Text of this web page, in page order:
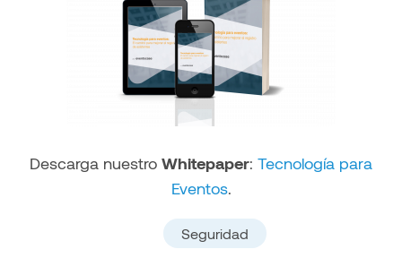
Descarga nuestro Whitepaper: Tecnología para
Eventos.
Seguridad